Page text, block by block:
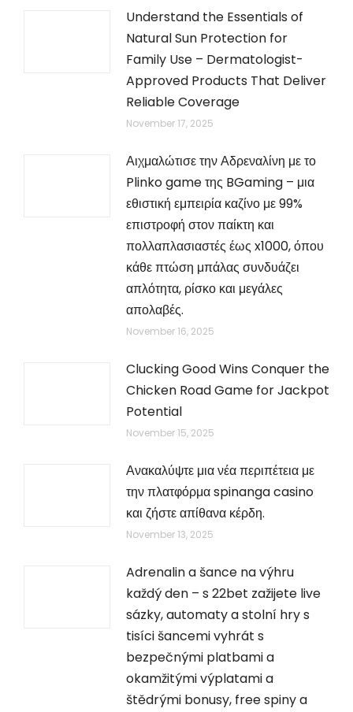
Understand the Essentials of
Natural Sun Protection for
Family Use – Dermatologist-
Approved Products That Deliver
Reliable Coverage
November 17, 2025
Αιχμαλώτισε την Αδρεναλίνη με το
Plinko game της BGaming – μια
εθιστική εμπειρία καζίνο με 99%
επιστροφή στον παίκτη και
πολλαπλασιαστές έως x1000, όπου
κάθε πτώση μπάλας συνδυάζει
απλότητα, ρίσκο και μεγάλες
απολαβές.
November 16, 2025
Clucking Good Wins Conquer the
Chicken Road Game for Jackpot
Potential
November 15, 2025
Ανακαλύψτε μια νέα περιπέτεια με
την πλατφόρμα spinanga casino
και ζήστε απίθανα κέρδη.
November 13, 2025
Adrenalin a šance na výhru
každý den – s 22bet zažijete live
sázky, automaty a stolní hry s
tisíci šancemi vyhrát s
bezpečnými platbami a
okamžitými výplatami a
štědrými bonusy, free spiny a